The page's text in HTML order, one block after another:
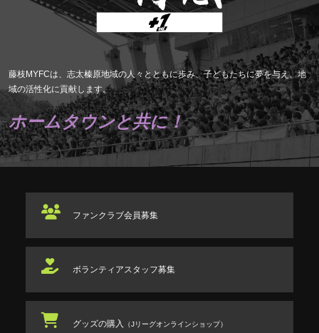
藤枝MYFCは、志太榛原地域の人々とともに歩み、子どもたちに夢を与え、地
域の活性化に貢献します。
ホームタウンと共に！
ファンクラブ会員募集
ボランティアスタッフ募集
グッズの購入 （Jリーグオンラインショップ）